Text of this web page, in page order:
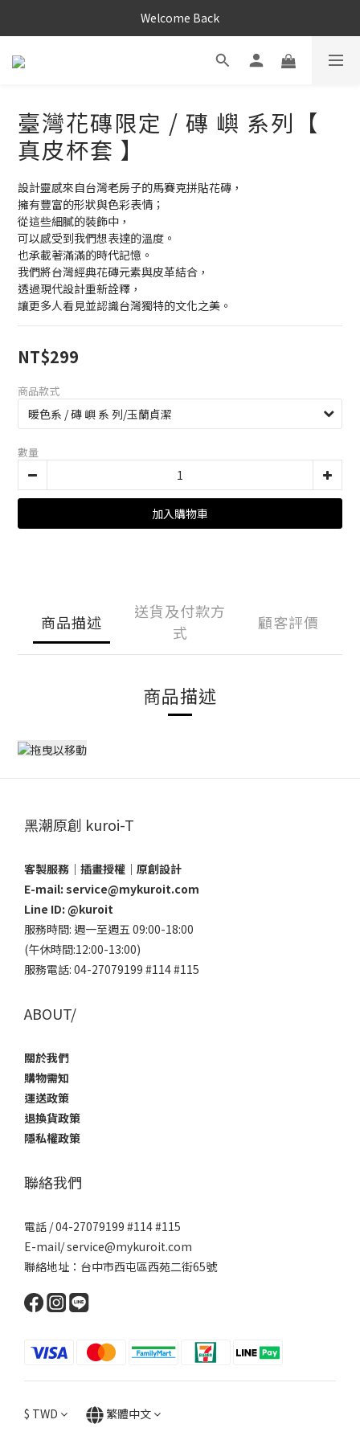
Welcome Back
臺灣花磚限定 / 磚 嶼 系列【
真皮杯套 】
設計靈感來自台灣老房子的馬賽克拼貼花磚，
擁有豐富的形狀與色彩表情；
從這些細膩的裝飾中，
可以感受到我們想表達的溫度。
也承載著滿滿的時代記憶。
我們將台灣經典花磚元素與皮革結合，
透過現代設計重新詮釋，
讓更多人看見並認識台灣獨特的文化之美。
NT$299
商品款式
數量
加入購物車
商品描述
送貨及付款方
式
顧客評價
商品描述
黑潮原創 kuroi-T
客製服務｜插畫授權｜原創設計
E-mail: service@mykuroit.com
Line ID: @kuroit
服務時間: 週一至週五 09:00-18:00
(午休時間:12:00-13:00)
服務電話: 04-27079199 #114 #115
ABOUT/
關於我們
購物需知
運送政策
退換貨政策
隱私權政策
聯絡我們
電話 / 04-27079199 #114 #115
E-mail/ service@mykuroit.com
聯絡地址：台中市西屯區西苑二街65號
$ TWD 繁體中文